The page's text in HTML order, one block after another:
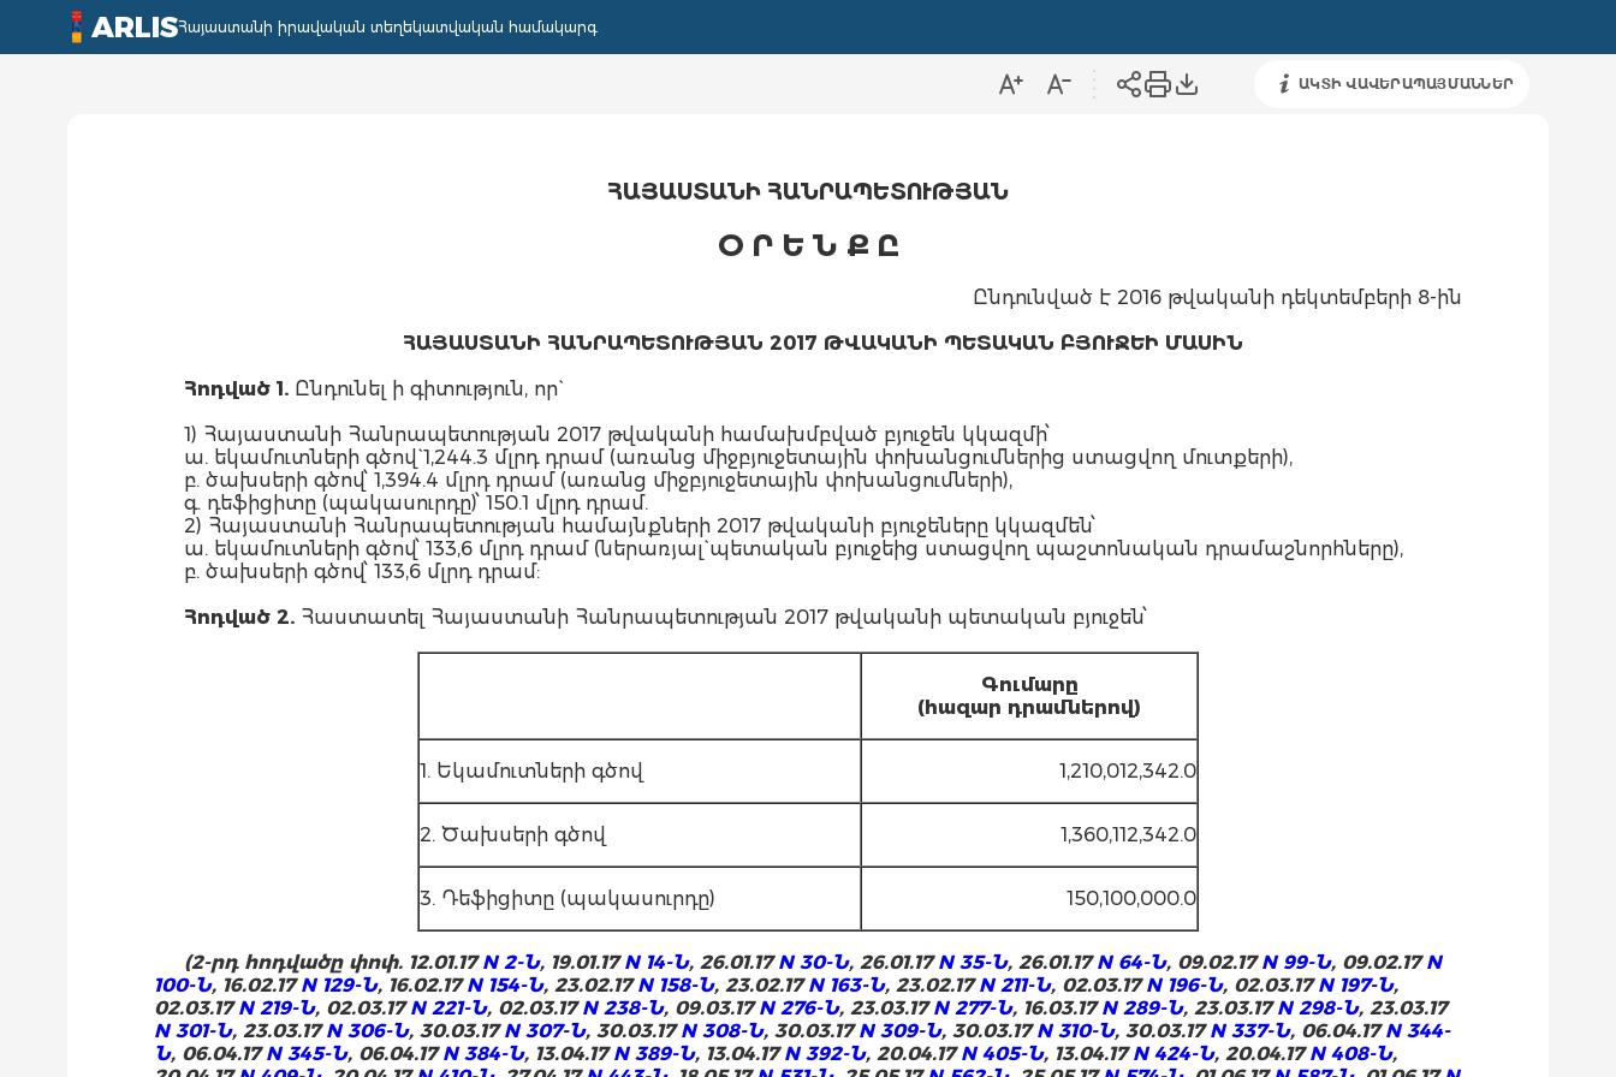
ARLISՀայաստանի իրավական տեղեկատվական համակարգ
ԱԿՏԻ ՎԱՎԵՐԱՊԱՅՄԱՆՆԵՐ
ՀԱՅԱՍՏԱՆԻ ՀԱՆՐԱՊԵՏՈՒԹՅԱՆ
Օ Ր Ե Ն Ք Ը
Ընդունված է 2016 թվականի դեկտեմբերի 8-ին
ՀԱՅԱՍՏԱՆԻ ՀԱՆՐԱՊԵՏՈՒԹՅԱՆ 2017 ԹՎԱԿԱՆԻ ՊԵՏԱԿԱՆ ԲՅՈՒՋԵԻ ՄԱՍԻՆ
Հոդված 1. Ընդունել ի գիտություն, որ`
1) Հայաստանի Հանրապետության 2017 թվականի համախմբված բյուջեն կկազմի՝
ա. եկամուտների գծով` 1,244.3 մլրդ դրամ (առանց միջբյուջետային փոխանցումներից ստացվող մուտքերի),
բ. ծախսերի գծով՝ 1,394.4 մլրդ դրամ (առանց միջբյուջետային փոխանցումների),
գ. դեֆիցիտը (պակասուրդը)՝ 150.1 մլրդ դրամ.
2) Հայաստանի Հանրապետության համայնքների 2017 թվականի բյուջեները կկազմեն՝
ա. եկամուտների գծով՝ 133,6 մլրդ դրամ (ներառյալ` պետական բյուջեից ստացվող պաշտոնական դրամաշնորհները),
բ. ծախսերի գծով՝ 133,6 մլրդ դրամ:
Հոդված 2. Հաստատել Հայաստանի Հանրապետության 2017 թվականի պետական բյուջեն՝
Գումարը
(հազար դրամներով)
1. Եկամուտների գծով 1,210,012,342.0
2. Ծախսերի գծով 1,360,112,342.0
3. Դեֆիցիտը (պակասուրդը) 150,100,000.0
(2-րդ հոդվածը փոփ. 12.01.17N 2-Ն, 19.01.17N 14-Ն, 26.01.17N 30-Ն, 26.01.17N 35-Ն, 26.01.17N 64-Ն, 09.02.17N 99-Ն, 09.02.17N
100-Ն, 16.02.17N 129-Ն, 16.02.17N 154-Ն, 23.02.17N 158-Ն, 23.02.17N 163-Ն, 23.02.17N 211-Ն, 02.03.17N 196-Ն, 02.03.17N 197-Ն,
02.03.17N 219-Ն, 02.03.17N 221-Ն, 02.03.17N 238-Ն, 09.03.17N 276-Ն, 23.03.17N 277-Ն, 16.03.17N 289-Ն, 23.03.17N 298-Ն, 23.03.17
N 301-Ն, 23.03.17N 306-Ն, 30.03.17N 307-Ն, 30.03.17N 308-Ն, 30.03.17N 309-Ն, 30.03.17N 310-Ն, 30.03.17N 337-Ն, 06.04.17N 344-
Ն, 06.04.17N 345-Ն, 06.04.17N 384-Ն, 13.04.17N 389-Ն, 13.04.17N 392-Ն, 20.04.17N 405-Ն, 13.04.17N 424-Ն, 20.04.17N 408-Ն,